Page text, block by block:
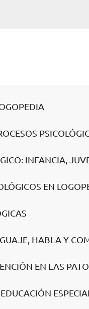
INFANCIA,
EN
HABLA Y
EN LAS